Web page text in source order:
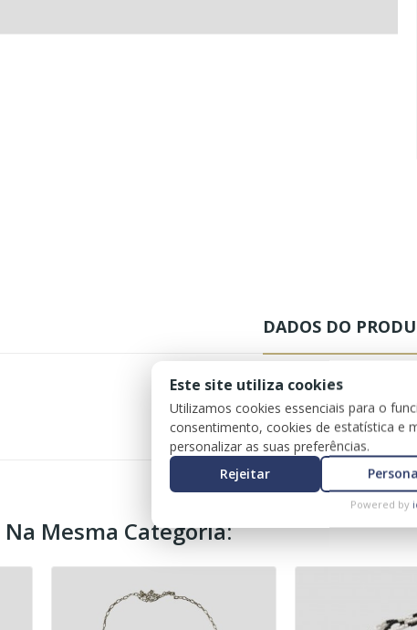
DADOS DO
Mesma Categoria:
Este site utiliza cookies
Utilizamos cookies essenciais para o
consentimento, cookies de estatística e
personalizar as suas preferências.
Rejeitar
Powered by